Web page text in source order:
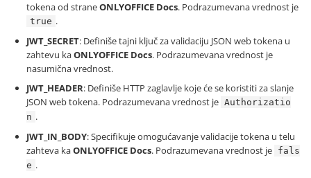
tokena od straneONLYOFFICE Docs. Podrazumevana vrednost je
true .
JWT_SECRET: Definiše tajni ključ za validaciju JSON web tokena u
zahtevu kaONLYOFFICE Docs. Podrazumevana vrednost je
nasumična vrednost.
JWT_HEADER: Definiše HTTP zaglavlje koje će se koristiti za slanje
JSON web tokena. Podrazumevana vrednost je Authorizatio
n .
JWT_IN_BODY: Specifikuje omogućavanje validacije tokena u telu
zahteva kaONLYOFFICE Docs. Podrazumevana vrednost je fals
e .